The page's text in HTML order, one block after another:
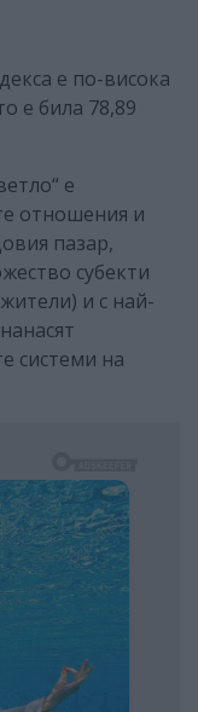
е по-висока
е била 78,89
е
отношения и
пазар,
субекти
и с най-
системи на